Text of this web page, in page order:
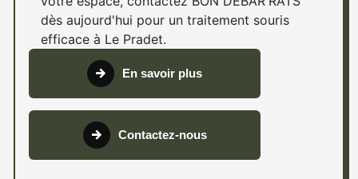
dès aujourd'hui pour un traitement souris
efficace à Le Pradet.
En savoir plus
Contactez-nous